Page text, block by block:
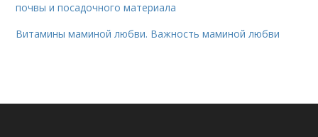
почвы и посадочного материала
Витамины маминой любви. Важность маминой любви